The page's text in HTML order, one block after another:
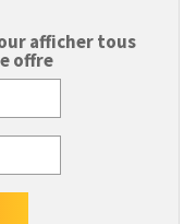
afficher tous
offre